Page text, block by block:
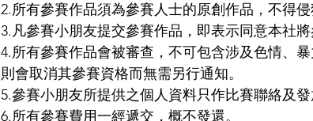
2.所有參賽作品須為參賽人士的原創作品，不得侵
3.凡參賽小朋友提交參賽作品，即表示同意本社將
4.所有參賽作品會被審查，不可包含涉及色情、
則會取消其參賽資格而無需另行通知。
5.參賽小朋友所提供之個人資料只作比賽聯絡及發
6.所有參賽費用一經遞交，概不發還。